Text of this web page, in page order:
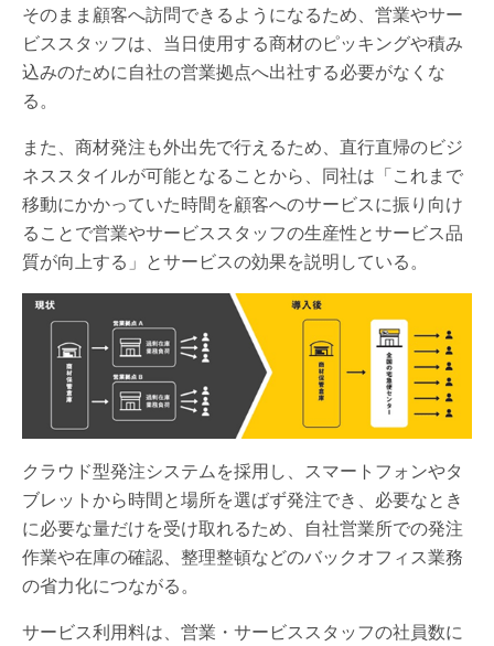
そのまま顧客へ訪問できるようになるため、営業やサー
ビススタッフは、当日使用する商材のピッキングや積み
込みのために自社の営業拠点へ出社する必要がなくな
る。
また、商材発注も外出先で行えるため、直行直帰のビジ
ネススタイルが可能となることから、同社は「これまで
移動にかかっていた時間を顧客へのサービスに振り向け
ることで営業やサービススタッフの生産性とサービス品
質が向上する」とサービスの効果を説明している。
クラウド型発注システムを採用し、スマートフォンやタ
ブレットから時間と場所を選ばず発注でき、必要なとき
に必要な量だけを受け取れるため、自社営業所での発注
作業や在庫の確認、整理整頓などのバックオフィス業務
の省力化につながる。
サービス利用料は、営業・サービススタッフの社員数に